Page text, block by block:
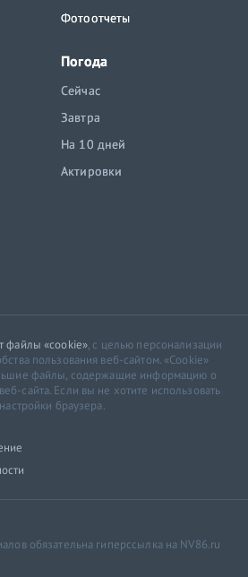
Фотоотчеты
Погода
Сейчас
Завтра
На 10 дней
Актировки
файлы «cookie», с целью персонализации
пользования веб-сайтом. «Cookie»
файлы, содержащие информацию о
сайта. Если вы не хотите использовать
браузера.
обязательна гиперссылка на NV86.ru